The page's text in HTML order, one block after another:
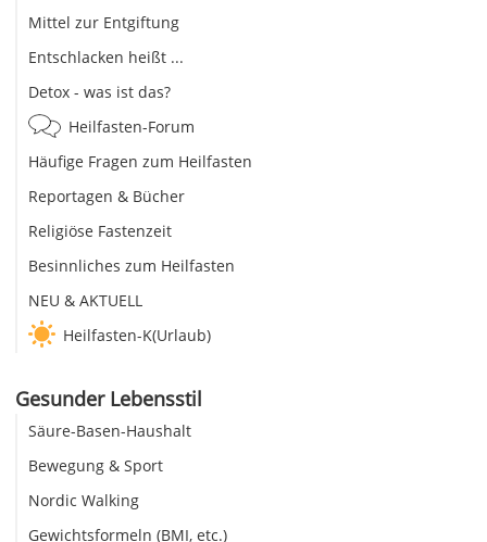
Mittel zur Entgiftung
Entschlacken heißt ...
Detox - was ist das?
Heilfasten-Forum
Häufige Fragen zum Heilfasten
Reportagen & Bücher
Religiöse Fastenzeit
Besinnliches zum Heilfasten
NEU & AKTUELL
Heilfasten-K(Urlaub)
Gesunder Lebensstil
Säure-Basen-Haushalt
Bewegung & Sport
Nordic Walking
Gewichtsformeln (BMI, etc.)